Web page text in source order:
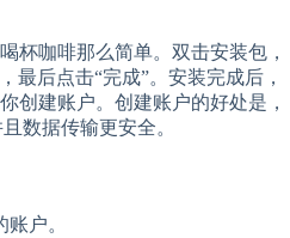
杯咖啡那么简单。双击安装包，
最后点击“完成”。安装完成后，
创建账户。创建账户的好处是，
数据传输更安全。
户。